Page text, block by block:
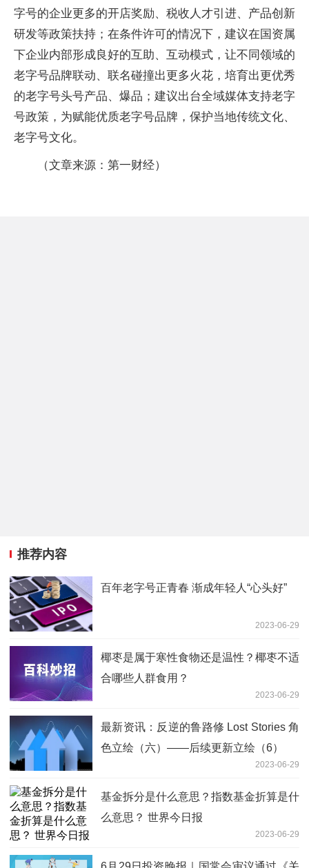
字号的企业更多的开店奖励、税收人才引进、产品创新
研发等政策扶持；在条件许可的情况下，建议在国资属
下企业内部形成良好的互助、互动模式，让不同领域的
老字号品牌联动、联名碰撞出更多火花，培育出更优秀
的老字号头号产品、爆品；建议出台全域媒体支持老字
号政策，为赋能优质老字号品牌，保护当地传统文化、
老字号文化。
（文章来源：第一财经）
推荐内容
百年老字号正青春 渐成年轻人“心头好”
2023-06-29
椰枣是属于寒性食物还是温性？椰枣不适
合哪些人群食用？
2023-06-29
最新资讯：反逆的鲁路修 Lost Stories 角
色立绘（六）——后续更新立绘（6）
2023-06-29
基金拆分是什么意思？指数基金折算是什
么意思？ 世界今日报
2023-06-29